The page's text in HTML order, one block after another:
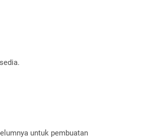
untuk pembuatan